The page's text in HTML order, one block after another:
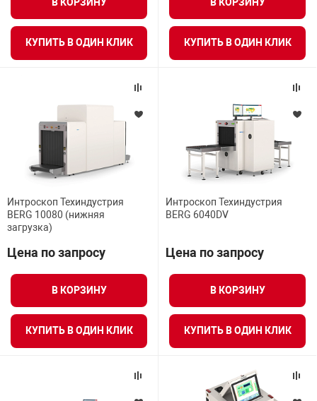
КУПИТЬ В ОДИН КЛИК КУПИТЬ В ОДИН КЛИК
Интроскоп Техиндустрия
BERG 10080 (нижняя
загрузка)
Цена по запросу
В КОРЗИНУ
КУПИТЬ В ОДИН КЛИК
Интроскоп Техиндустрия
BERG 6040DV
Цена по запросу
В КОРЗИНУ
КУПИТЬ В ОДИН КЛИК